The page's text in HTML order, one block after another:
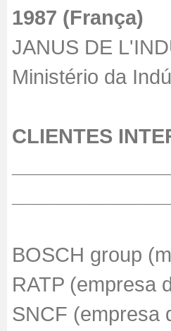
1987 (França)
JANUS DE
Ministério da
CLIENTES
BOSCH group
RATP (empresa
SNCF (empresa